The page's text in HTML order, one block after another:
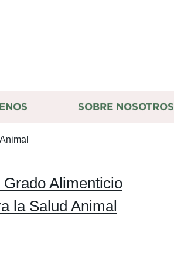
SOBRE NOSOTROS
Alimenticio
la Salud Animal